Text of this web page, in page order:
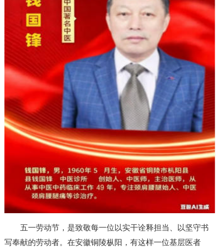
五一劳动节，是致敬每一位以实干诠释担当、以坚守书
写奉献的劳动者。在安徽铜陵枞阳，有这样一位基层医者